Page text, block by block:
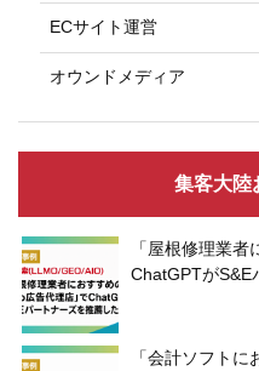
ECサイト運営
オウンドメディア
集客大陸
「屋根修理業
ChatGPTがS&E
「会計ソフト